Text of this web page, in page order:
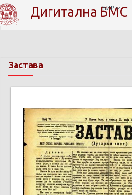
Дигитална БМС
ЋИР
Застава